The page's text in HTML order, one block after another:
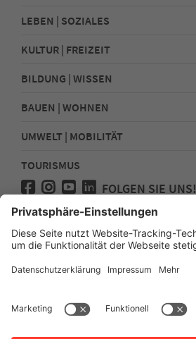
LEBEN | SOZIALES
KULTUR | FREIZEIT
BILDUNG | WISSEN
BAUEN | WOHNEN
UMWELT | MOBILITÄT
TOURISMUS
FOLGEN SIE UNS!
Presse
Kontakt
Impressum
Sitemap